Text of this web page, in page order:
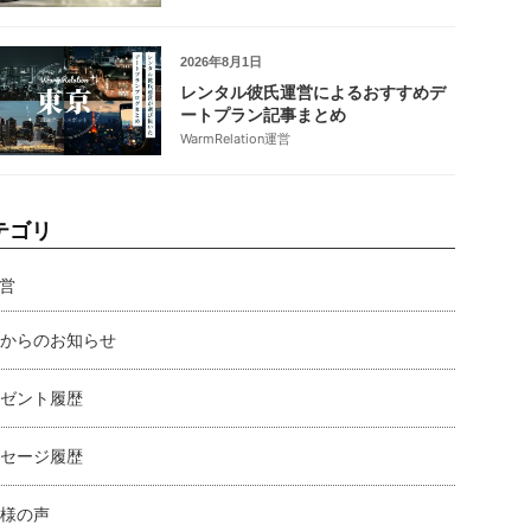
2026年8月1日
レンタル彼氏運営によるおすすめデ
ートプラン記事まとめ
WarmRelation運営
ゴリ
らのお知らせ
ント履歴
ージ履歴
の声